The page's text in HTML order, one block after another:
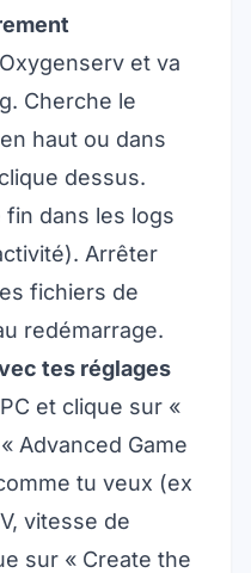
et va
Cherche le
haut ou dans
dessus.
dans les logs
Arrêter
fichiers de
redémarrage.
tes réglages
et clique sur «
Advanced Game
tu veux (ex
vitesse de
sur « Create the